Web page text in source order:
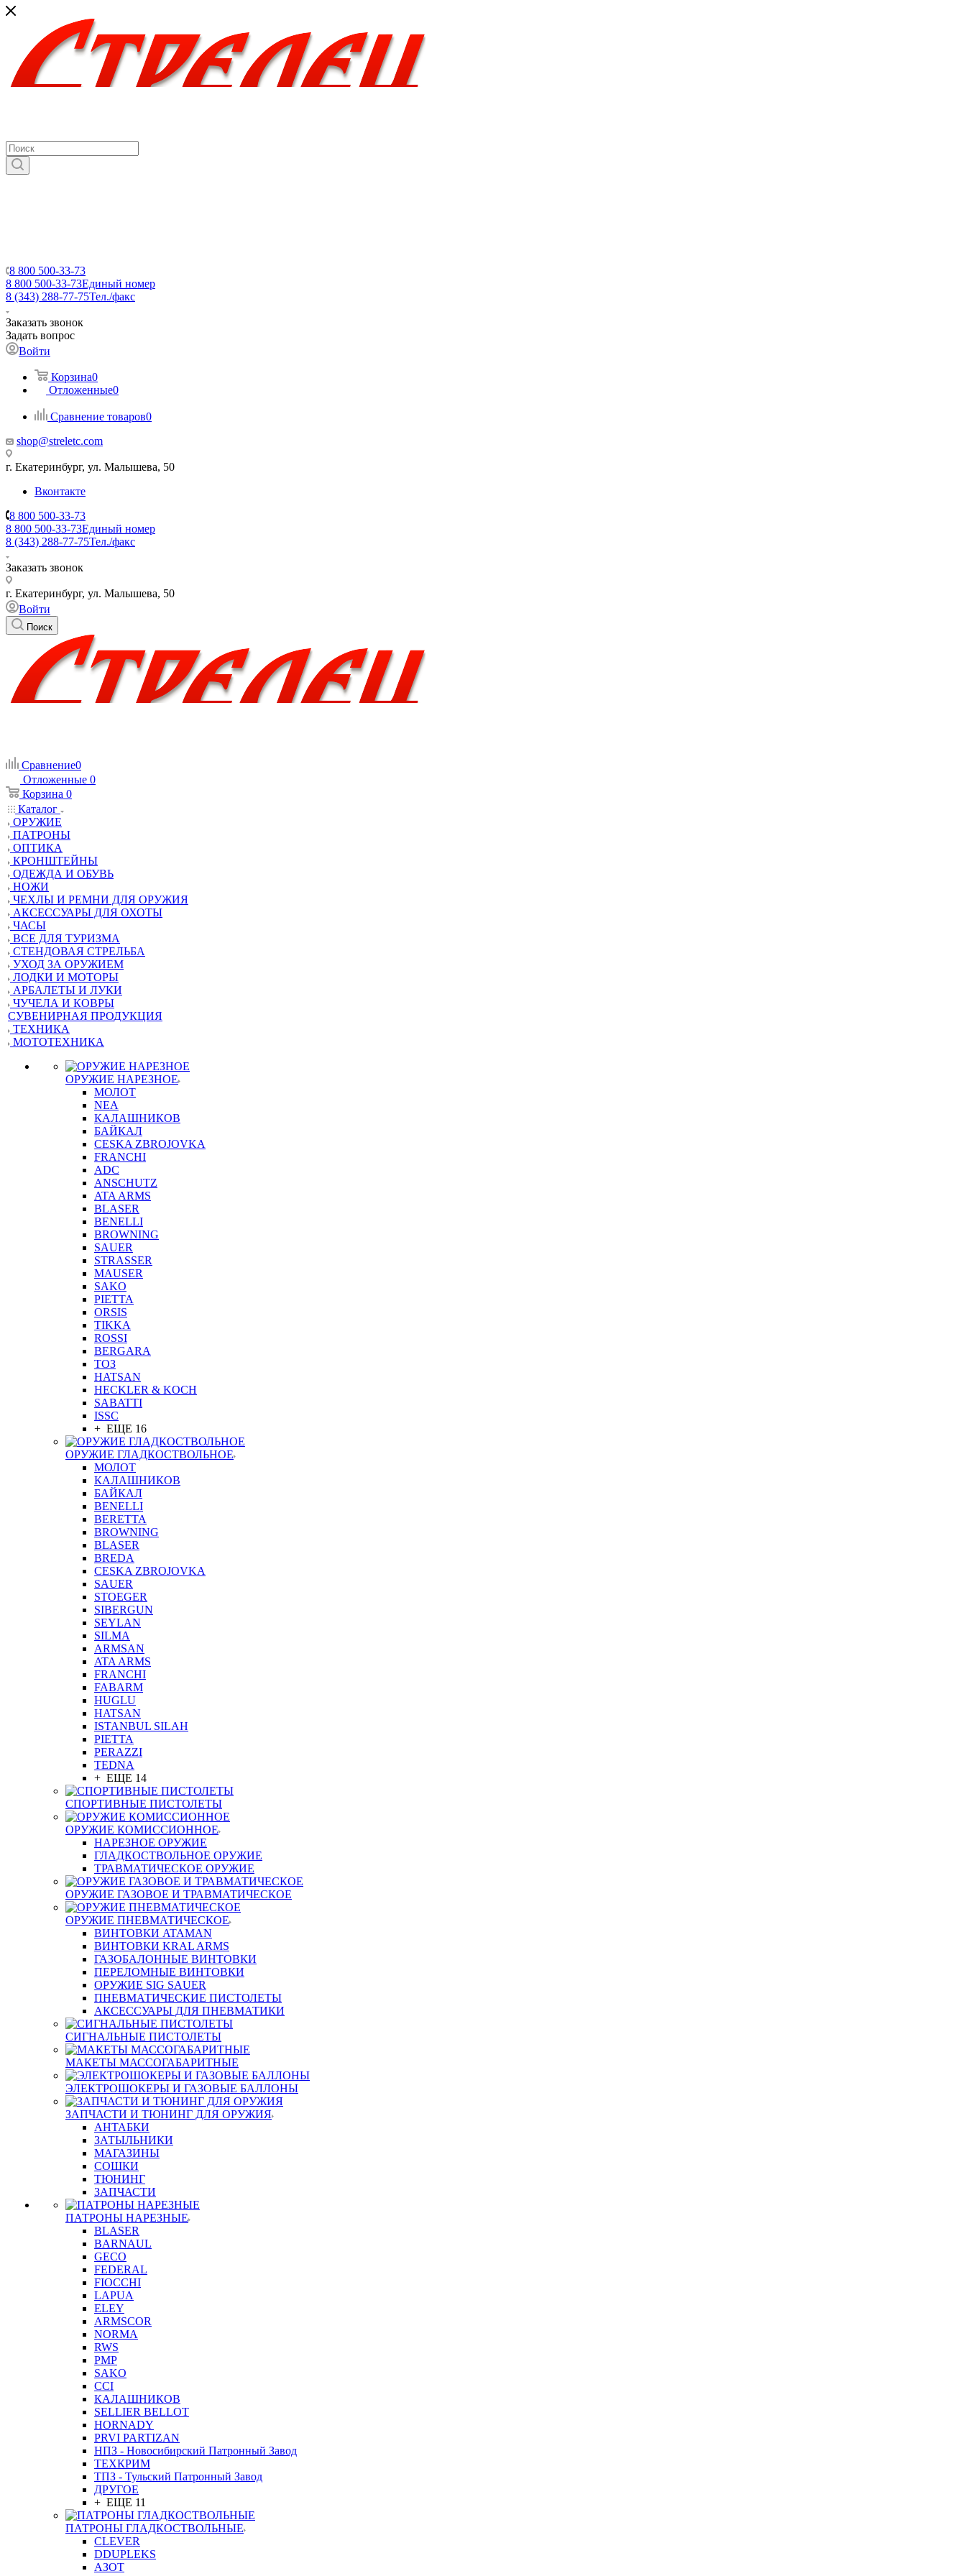
8 800 500-33-73
8 800 500-33-73Единый номер
8 (343) 288-77-75Тел./факс
Заказать звонок
Задать вопрос
Войти
Корзина0
Отложенные0
Сравнение товаров0
shop@streletc.com
г. Екатеринбург, ул. Малышева, 50
Вконтакте
8 800 500-33-73
8 800 500-33-73Единый номер
8 (343) 288-77-75Тел./факс
Заказать звонок
г. Екатеринбург, ул. Малышева, 50
Войти
Поиск
Сравнение0
Отложенные 0
Корзина 0
Каталог
ОРУЖИЕ
ПАТРОНЫ
ОПТИКА
КРОНШТЕЙНЫ
ОДЕЖДА И ОБУВЬ
НОЖИ
ЧЕХЛЫ И РЕМНИ ДЛЯ ОРУЖИЯ
АКСЕССУАРЫ ДЛЯ ОХОТЫ
ЧАСЫ
ВСЕ ДЛЯ ТУРИЗМА
СТЕНДОВАЯ СТРЕЛЬБА
УХОД ЗА ОРУЖИЕМ
ЛОДКИ И МОТОРЫ
АРБАЛЕТЫ И ЛУКИ
ЧУЧЕЛА И КОВРЫ
СУВЕНИРНАЯ ПРОДУКЦИЯ
ТЕХНИКА
МОТОТЕХНИКА
ОРУЖИЕ НАРЕЗНОЕ
МОЛОТ
NEA
КАЛАШНИКОВ
БАЙКАЛ
CESKA ZBROJOVKA
FRANCHI
ADC
ANSCHUTZ
ATA ARMS
BLASER
BENELLI
BROWNING
SAUER
STRASSER
MAUSER
SAKO
PIETTA
ORSIS
TIKKA
ROSSI
BERGARA
ТОЗ
HATSAN
HECKLER & KOCH
SABATTI
ISSC
+ ЕЩЕ 16
ОРУЖИЕ ГЛАДКОСТВОЛЬНОЕ
МОЛОТ
КАЛАШНИКОВ
БАЙКАЛ
BENELLI
BERETTA
BROWNING
BLASER
BREDA
CESKA ZBROJOVKA
SAUER
STOEGER
SIBERGUN
SEYLAN
SILMA
ARMSAN
ATA ARMS
FRANCHI
FABARM
HUGLU
HATSAN
ISTANBUL SILAH
PIETTA
PERAZZI
TEDNA
+ ЕЩЕ 14
СПОРТИВНЫЕ ПИСТОЛЕТЫ
ОРУЖИЕ КОМИССИОННОЕ
НАРЕЗНОЕ ОРУЖИЕ
ГЛАДКОСТВОЛЬНОЕ ОРУЖИЕ
ТРАВМАТИЧЕСКОЕ ОРУЖИЕ
ОРУЖИЕ ГАЗОВОЕ И ТРАВМАТИЧЕСКОЕ
ОРУЖИЕ ПНЕВМАТИЧЕСКОЕ
ВИНТОВКИ ATAMAN
ВИНТОВКИ KRAL ARMS
ГАЗОБАЛОННЫЕ ВИНТОВКИ
ПЕРЕЛОМНЫЕ ВИНТОВКИ
ОРУЖИЕ SIG SAUER
ПНЕВМАТИЧЕСКИЕ ПИСТОЛЕТЫ
АКСЕССУАРЫ ДЛЯ ПНЕВМАТИКИ
СИГНАЛЬНЫЕ ПИСТОЛЕТЫ
МАКЕТЫ МАССОГАБАРИТНЫЕ
ЭЛЕКТРОШОКЕРЫ И ГАЗОВЫЕ БАЛЛОНЫ
ЗАПЧАСТИ И ТЮНИНГ ДЛЯ ОРУЖИЯ
АНТАБКИ
ЗАТЫЛЬНИКИ
МАГАЗИНЫ
СОШКИ
ТЮНИНГ
ЗАПЧАСТИ
ПАТРОНЫ НАРЕЗНЫЕ
BLASER
BARNAUL
GEСO
FEDERAL
FIOCCHI
LAPUA
ELEY
ARMSCOR
NORMA
RWS
PMP
SAKO
CCI
КАЛАШНИКОВ
SELLIER BELLOT
HORNADY
PRVI PARTIZAN
НПЗ - Новосибирский Патронный Завод
ТЕХКРИМ
ТПЗ - Тульский Патронный Завод
ДРУГОЕ
+ ЕЩЕ 11
ПАТРОНЫ ГЛАДКОСТВОЛЬНЫЕ
CLEVER
DDUPLEKS
АЗОТ